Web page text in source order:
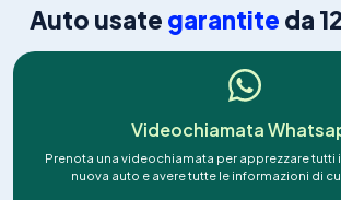
Auto usate garantite da
Videochiamata
Prenota una videochiamata per apprezzare tutti
nuova auto e avere tutte le informazioni di